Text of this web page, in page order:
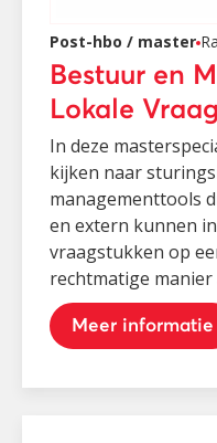
Post-hbo / master
Bestuur en
Lokale
In deze
kijken naar
managementtools
en extern kunnen
vraagstukken op
rechtmatige manier
Meer informatie